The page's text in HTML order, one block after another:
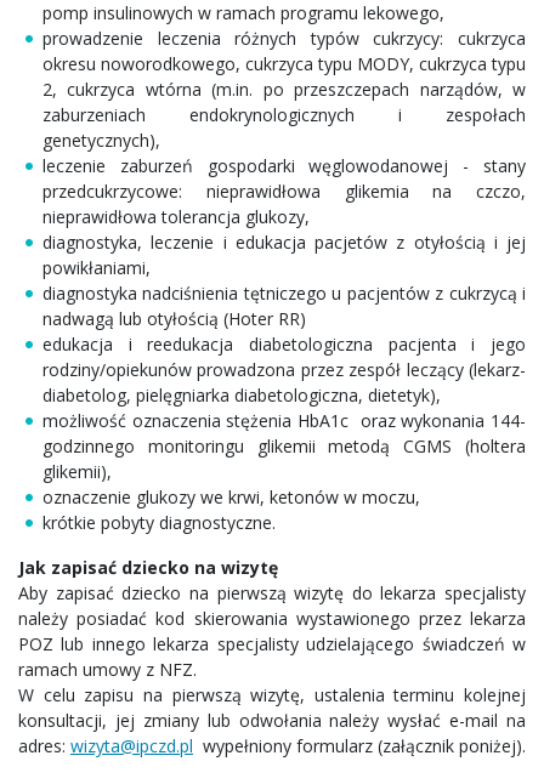
pomp insulinowych w ramach programu lekowego,
prowadzenie leczenia różnych typów cukrzycy: cukrzyca
okresu noworodkowego, cukrzyca typu MODY, cukrzyca typu
2, cukrzyca wtórna (m.in. po przeszczepach narządów, w
zaburzeniach endokrynologicznych i zespołach
genetycznych),
leczenie zaburzeń gospodarki węglowodanowej - stany
przedcukrzycowe: nieprawidłowa glikemia na czczo,
nieprawidłowa tolerancja glukozy,
diagnostyka, leczenie i edukacja pacjetów z otyłością i jej
powikłaniami,
diagnostyka nadciśnienia tętniczego u pacjentów z cukrzycą i
nadwagą lub otyłością (Hoter RR)
edukacja i reedukacja diabetologiczna pacjenta i jego
rodziny/opiekunów prowadzona przez zespół leczący (lekarz-
diabetolog, pielęgniarka diabetologiczna, dietetyk),
możliwość oznaczenia stężenia HbA1c oraz wykonania 144-
godzinnego monitoringu glikemii metodą CGMS (holtera
glikemii),
oznaczenie glukozy we krwi, ketonów w moczu,
krótkie pobyty diagnostyczne.
Jak zapisać dziecko na wizytę
Aby zapisać dziecko na pierwszą wizytę do lekarza specjalisty
należy posiadać kod skierowania wystawionego przez lekarza
POZ lub innego lekarza specjalisty udzielającego świadczeń w
ramach umowy z NFZ.
W celu zapisu na pierwszą wizytę, ustalenia terminu kolejnej
konsultacji, jej zmiany lub odwołania należy wysłać e-mail na
adres: wizyta@ipczd.pl wypełniony formularz (załącznik poniżej).